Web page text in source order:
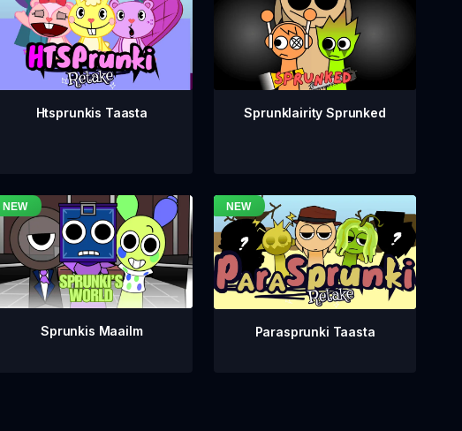
Htsprunkis Taasta Sprunklairity Sprunked
Sprunkis Maailm Parasprunki Taasta